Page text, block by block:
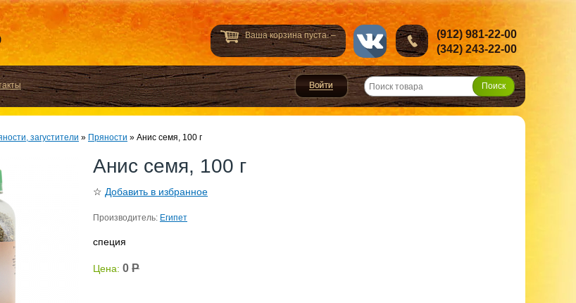
Ваша корзина пуста. –
(912) 981-22-00
(342) 243-22-00
загустители » Пряности » Анис семя, 100 г
Анис семя, 100 г
☆ Добавить в избранное
Производитель: Египет
специя
Цена: 0 Р